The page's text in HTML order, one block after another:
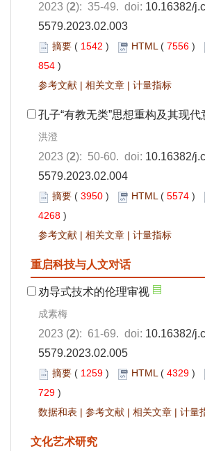
2023 (2): 35-49. doi: 10.16382/
5579.2023.02.003
摘要 ( 1542 ) HTML( 7556 )
854 )
参考文献 | 相关文章 | 计量指标
孔子“有教无类”思想重构及其现代
洪澄
2023 (2): 50-60. doi: 10.16382/
5579.2023.02.004
摘要 ( 3950 ) HTML( 5574 )
4268 )
参考文献 | 相关文章 | 计量指标
重启科技与人文对话
劝导式技术的伦理审视
成素梅
2023 (2): 61-69. doi: 10.16382/
5579.2023.02.005
摘要 ( 1259 ) HTML( 4329 )
729 )
数据和表 | 参考文献 | 相关文章 | 计量
文化艺术研究